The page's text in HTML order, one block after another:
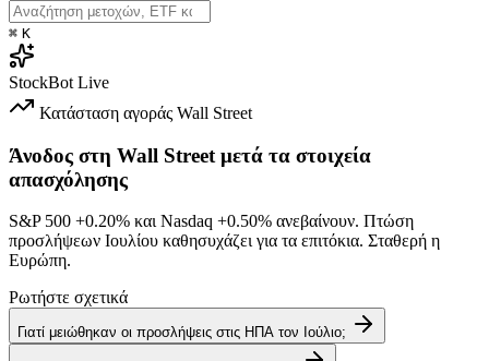
⌘ K
StockBot Live
Κατάσταση αγοράς Wall Street
Άνοδος στη Wall Street μετά τα στοιχεία
απασχόλησης
S&P 500 +0.20% και Nasdaq +0.50% ανεβαίνουν. Πτώση
προσλήψεων Ιουλίου καθησυχάζει για τα επιτόκια. Σταθερή η
Ευρώπη.
Ρωτήστε σχετικά
Γιατί μειώθηκαν οι προσλήψεις στις ΗΠΑ τον Ιούλιο;